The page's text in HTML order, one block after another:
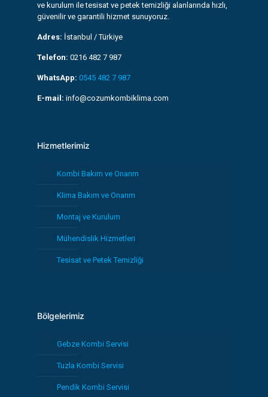
ve kurulum ile tesisat ve petek temizliği alanlarında hızlı,
güvenilir ve garantili hizmet sunuyoruz.
Adres: İstanbul / Türkiye
Telefon: 0216 482 7 987
WhatsApp: 0545 482 7 987
E-mail: info@cozumkombiklima.com
Hizmetlerimiz
Kombi Bakım ve Onarım
Klima Bakım ve Onarım
Montaj ve Kurulum
Mühendislik Hizmetleri
Tesisat ve Petek Temizliği
Bölgelerimiz
Gebze Kombi Servisi
Tuzla Kombi Servisi
Pendik Kombi Servisi